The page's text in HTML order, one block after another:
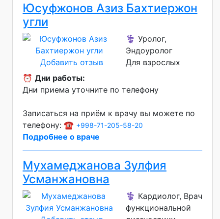
Юсуфжонов Азиз Бахтиержон
угли
Добавить отзыв
⚕️ Уролог,
Эндоуролог
Для взрослых
⏰ Дни работы:
Дни приема уточните по телефону
Записаться на приём к врачу вы можете по
телефону: ☎️ +998-71-205-58-20
Подробнее о враче
Мухамеджанова Зулфия
Усманжановна
⚕️ Кардиолог, Врач
функциональной